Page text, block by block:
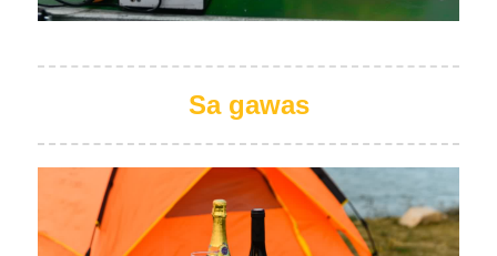
Sa gawas